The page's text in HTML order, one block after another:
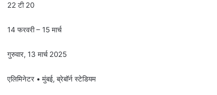
22 टी 20
14 फरवरी – 15 मार्च
गुरुवार, 13 मार्च 2025
एलिमिनेटर • मुंबई, ब्रेबॉर्न स्टेडियम